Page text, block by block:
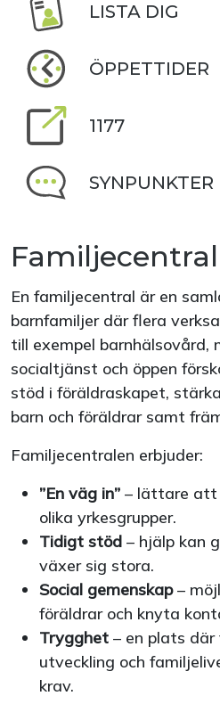
LISTA DIG
ÖPPETTIDER
1177
Familjecentral
En familjecentral är en
barnfamiljer där flera
till exempel barnhälsovård,
socialtjänst och öppen
stöd i föräldraskapet,
barn och föräldrar samt
Familjecentralen erbjuder:
”En väg in” – lättare att
olika yrkesgrupper.
Tidigt stöd – hjälp kan
växer sig stora.
Social gemenskap–
föräldrar och knyta
Trygghet – en plats
utveckling och
krav.